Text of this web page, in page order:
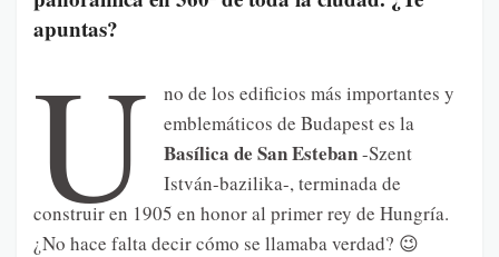
apuntas?
U
no de los edificios más importantes y
emblemáticos de Budapest es la
Basílica de San Esteban-Szent
István-bazilika-, terminada de
construir en 1905 en honor al primer rey de Hungría.
¿No hace falta decir cómo se llamaba verdad? 😉